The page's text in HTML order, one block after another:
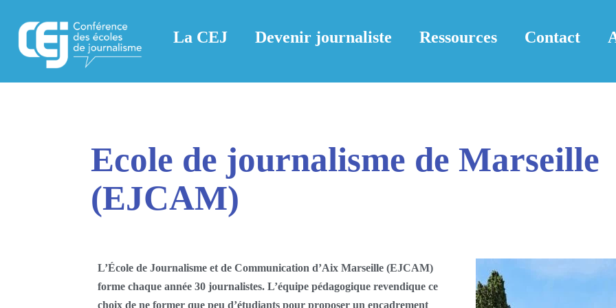
La CEJ Devenir journaliste Ressources Contact
Ecole de journalisme de Marseille
(EJCAM)
L’École de Journalisme et de Communication d’Aix Marseille (EJCAM)
forme chaque année 30 journalistes. L’équipe pédagogique revendique ce
choix de ne former que peu d’étudiants pour proposer un encadrement